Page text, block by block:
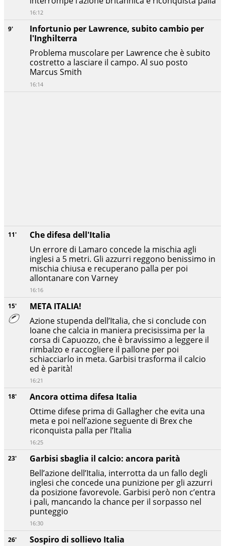
26'
Sospiro di sollievo Italia
23'
Garbisi sbaglia il calcio: ancora parità
Bell’azione dell’Italia, interrotta da un fallo degli
inglesi che concede una punizione per gli azzurri
da posizione favorevole. Garbisi però non c’entra
i pali, mancando la chance per il sorpasso nel
punteggio
16:30
18'
Ancora ottima difesa Italia
Ottime difese prima di Gallagher che evita una
meta e poi nell’azione seguente di Brex che
riconquista palla per l’Italia
16:25
15'
META ITALIA!
Azione stupenda dell’Italia, che si conclude con
Ioane che calcia in maniera precisissima per la
corsa di Capuozzo, che è bravissimo a leggere il
rimbalzo e raccogliere il pallone per poi
schiacciarlo in meta. Garbisi trasforma il calcio
ed è parità!
16:21
11'
Che difesa dell'Italia
Un errore di Lamaro concede la mischia agli
inglesi a 5 metri. Gli azzurri reggono benissimo in
mischia chiusa e recuperano palla per poi
allontanare con Varney
16:16
9'
Infortunio per Lawrence, subito cambio per
l'Inghilterra
Problema muscolare per Lawrence che è subito
costretto a lasciare il campo. Al suo posto
Marcus Smith
16:14
16:12